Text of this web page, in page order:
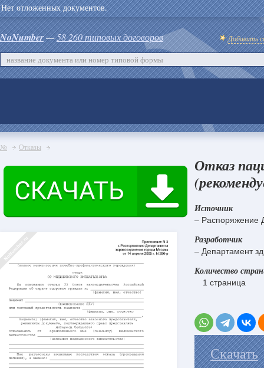
Нет отложенных документов.
NoNumber—58 260 типовых договоров Добавить
№ Отказы
Отказ
Источник
– Распоряжение
Разработчик
– Департамент
Количество
1 страница
Скачать